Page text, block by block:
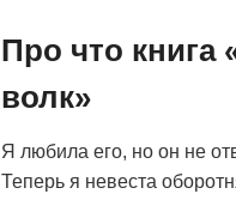
Про что книга
волк»
Я любила его, но он не
Теперь я невеста